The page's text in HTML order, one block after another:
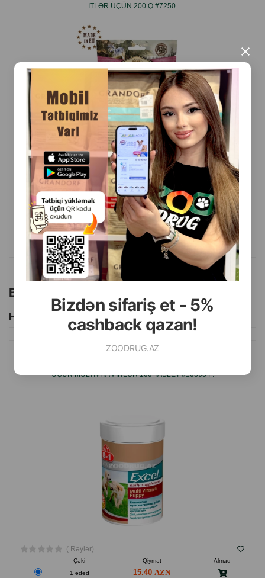
Bizdən sifariş et - 5%
cashback qazan!
ZOODRUG.AZ
×
ITLƏR ÜÇÜN 200 Q #7250.
( Rəylər)
Çəki Qiymət
Almaq
1 ədəd
8.80
ALMAQ
Bu brendin başqa məhsulları
Hamısını Gör
ÜÇÜN MULTIVITAMINLƏR 100 TABLET #108634 .
( Rəylər)
Çəki Qiymət
Almaq
1 ədəd
15.40